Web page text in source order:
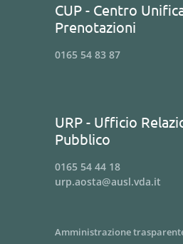
CUP - Centro
Prenotazioni
0165 54 83 87
URP - Ufficio
Pubblico
0165 54 44 18
urp.aosta@ausl.vda.it
Amministrazione